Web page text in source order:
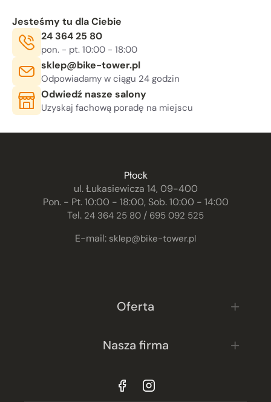
Jesteśmy tu dla Ciebie
Telefon:
24 364 25 80
Godziny otwarcia:
pon. - pt. 10:00 - 18:00, sob. 10:00 - 14:00
E-mail:
sklep@bike-tower.pl
Odpowiadamy w ciągu 24 godzin
Odwiedź nasze salony
Uzyskaj fachową poradę na miejscu
Płock
ul. Łukasiewicza 14, 09-400
Pon. - Pt. 10:00 - 18:00, Sob. 10:00 - 14:00
Tel. 24 364 25 80 / 695 092 525
E-mail: sklep@bike-tower.pl
Oferta
Nasza firma